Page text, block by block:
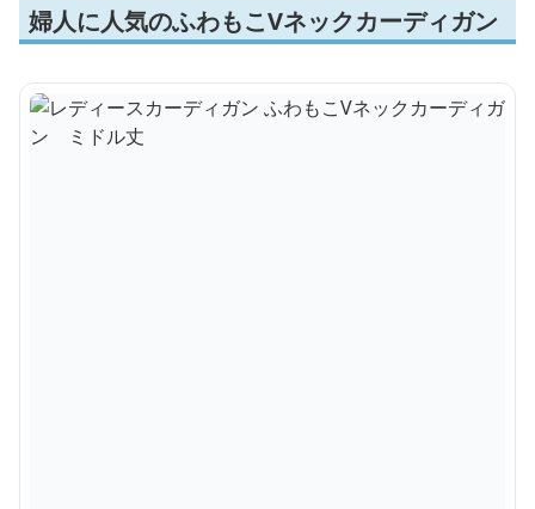
婦人に人気のふわもこVネックカーディガン